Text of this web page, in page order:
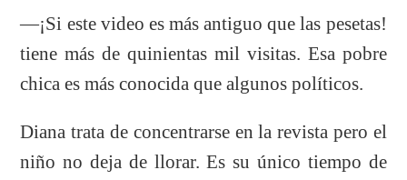
—¡Si este video es más antiguo que las pesetas!
tiene más de quinientas mil visitas. Esa pobre
chica es más conocida que algunos políticos.
Diana trata de concentrarse en la revista pero el
niño no deja de llorar. Es su único tiempo de